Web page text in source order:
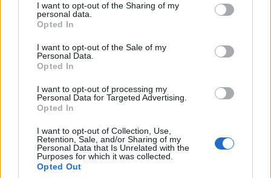
not limited to your visit or usage behaviour. You may click to
grant or deny consent to Google and its third-party tags to
use your data for below specified purposes in below Google
consent section.
I want to opt-out of the Sharing of my
personal data.
Opted In
I want to opt-out of the Sale of my
Personal Data.
Opted In
I want to opt-out of processing my
Personal Data for Targeted Advertising.
Opted In
I want to opt-out of Collection, Use,
Retention, Sale, and/or Sharing of my
Personal Data that Is Unrelated with the
Purposes for which it was collected.
Opted Out
E3 (ZTF)in località Margine Rosso – Quartu
Sant’Elena 26.12.2022 ore 06:00 (CA)